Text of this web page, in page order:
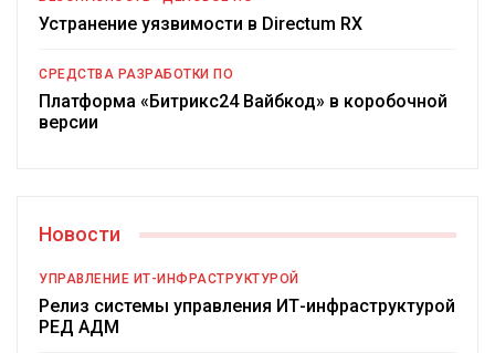
Устранение уязвимости в Directum RX
СРЕДСТВА РАЗРАБОТКИ ПО
Платформа «Битрикс24 Вайбкод» в коробочной
версии
Новости
УПРАВЛЕНИЕ ИТ-ИНФРАСТРУКТУРОЙ
Релиз системы управления ИТ-инфраструктурой
РЕД АДМ